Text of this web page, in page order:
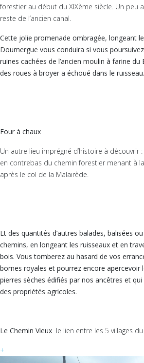
forestier au début du XIXème siècle. Un peu
reste de l’ancien canal.
Cette jolie promenade ombragée, longeant
Doumergue vous conduira si vous
ruines cachées de l’ancien moulin à farine du
des roues à broyer a échoué dans le ruisseau.
Four à chaux
Un autre lieu imprégné d’histoire à découvrir
en contrebas du chemin forestier menant à
après le col de la Malaïrède.
Et des quantités d’autres balades, balisées
chemins, en longeant les ruisseaux et en
bois. Vous tomberez au hasard de vos
bornes royales et pourrez encore apercevoir
pierres sèches édifiés par nos ancêtres et qui
des propriétés agricoles.
Le Chemin Vieux le lien entre les 5 villages
+